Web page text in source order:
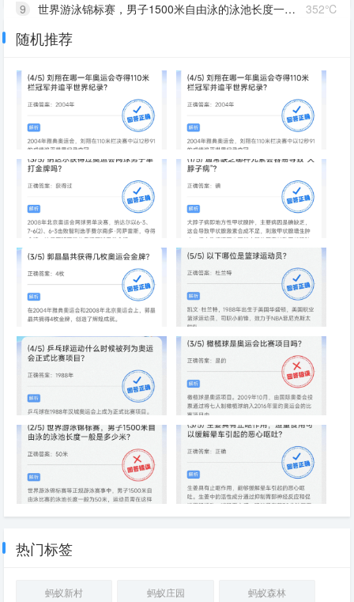
352℃
9
世界游泳锦标赛，男子1500米自由泳的泳池长度一般是多少米
10 生姜具有止呕作用，适量食用可以缓解晕车引起的恶心呕吐
随机推荐
2000年奥运会在哪里举行
刘翔在哪一年奥运会夺得110米
栏冠军并追平世界纪录
打金牌吗
“大脖子病”
郭晶晶共获得几枚奥运会金牌
乒乓球运动什么时候被列为奥运
会正式比赛项目
橄榄球是奥运会比赛项目吗
热门标签
蚂蚁新村 蚂蚁庄园 蚂蚁森林